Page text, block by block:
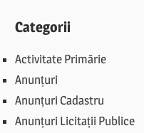
Categorii
Activitate Primărie
Anunțuri
Anunțuri Cadastru
Anunțuri Licitații Publice